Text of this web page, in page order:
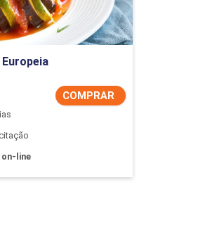
COMPRAR
on-line
Comprar Agora